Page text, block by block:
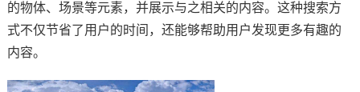
的物体、场景等元素，并展示与之相关的内容。这种搜索方
式不仅节省了用户的时间，还能够帮助用户发现更多有趣的
内容。